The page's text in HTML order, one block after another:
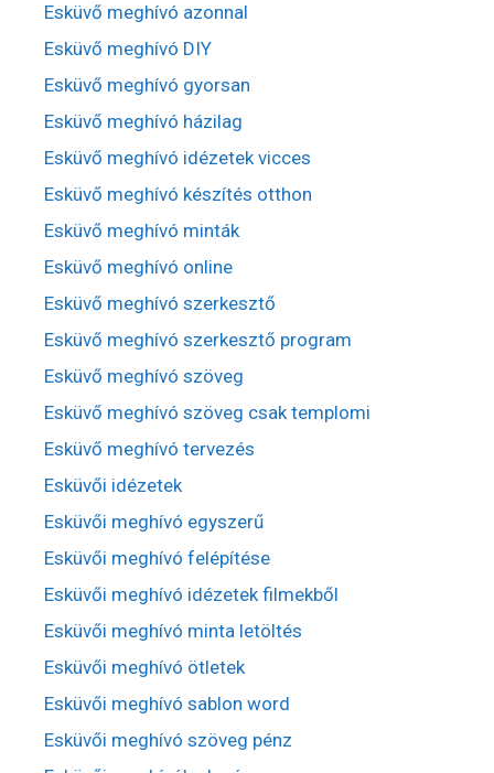
Esküvő meghívó azonnal
Esküvő meghívó DIY
Esküvő meghívó gyorsan
Esküvő meghívó házilag
Esküvő meghívó idézetek vicces
Esküvő meghívó készítés otthon
Esküvő meghívó minták
Esküvő meghívó online
Esküvő meghívó szerkesztő
Esküvő meghívó szerkesztő program
Esküvő meghívó szöveg
Esküvő meghívó szöveg csak templomi
Esküvő meghívó tervezés
Esküvői idézetek
Esküvői meghívó egyszerű
Esküvői meghívó felépítése
Esküvői meghívó idézetek filmekből
Esküvői meghívó minta letöltés
Esküvői meghívó ötletek
Esküvői meghívó sablon word
Esküvői meghívó szöveg pénz